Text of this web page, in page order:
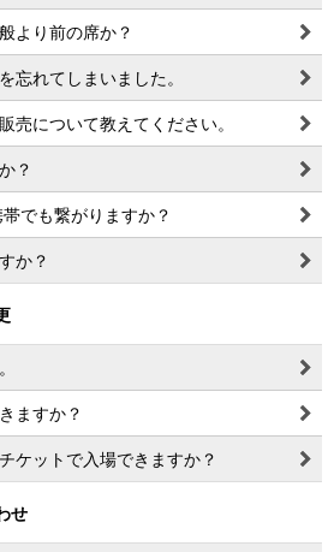
より前の席か？
忘れてしまいました。
売について教えてください。
？
でも繋がりますか？
か？
ますか？
ケットで入場できますか？
せ